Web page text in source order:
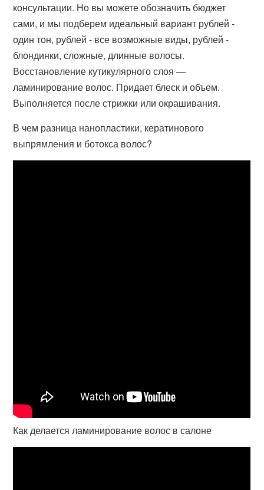
консультации. Но вы можете обозначить бюджет
сами, и мы подберем идеальный вариант рублей -
один тон, рублей - все возможные виды, рублей -
блондинки, сложные, длинные волосы.
Восстановление кутикулярного слоя —
ламинирование волос. Придает блеск и объем.
Выполняется после стрижки или окрашивания.
В чем разница нанопластики, кератинового
выпрямления и ботокса волос?
Как делается ламинирование волос в салоне